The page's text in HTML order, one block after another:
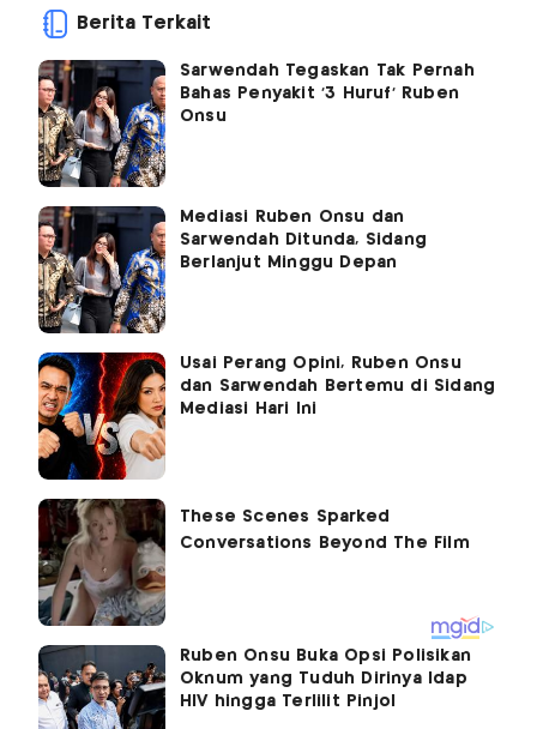
Berita Terkait
Sarwendah Tegaskan Tak Pernah
Bahas Penyakit '3 Huruf' Ruben
Onsu
Mediasi Ruben Onsu dan
Sarwendah Ditunda, Sidang
Berlanjut Minggu Depan
Usai Perang Opini, Ruben Onsu
dan Sarwendah Bertemu di Sidang
Mediasi Hari Ini
Ruben Onsu Buka Opsi Polisikan
Oknum yang Tuduh Dirinya Idap
HIV hingga Terlilit Pinjol